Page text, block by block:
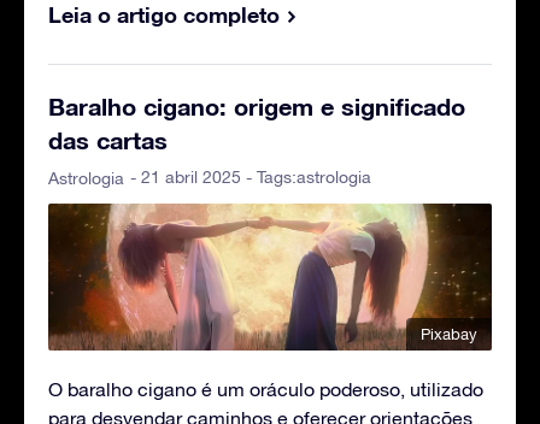
Leia o artigo completo
Baralho cigano: origem e significado
das cartas
Astrologia - 21 abril 2025 - Tags:astrologia
Pixabay
O baralho cigano é um oráculo poderoso, utilizado
para desvendar caminhos e oferecer orientações